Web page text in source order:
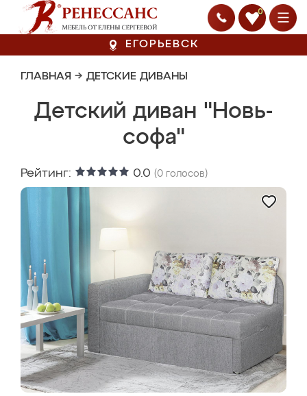
0
ЕГОРЬЕВСК
ГЛАВНАЯ → ДЕТСКИЕ ДИВАНЫ
Детский диван "Новь-
софа"
Рейтинг: 0.0 (0 голосов)